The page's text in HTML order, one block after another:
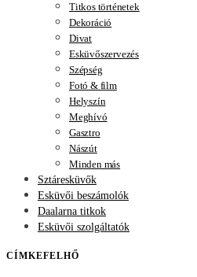
Titkos történetek
Dekoráció
Divat
Esküvőszervezés
Szépség
Fotó & film
Helyszín
Meghívó
Gasztro
Nászút
Minden más
Sztáresküvők
Esküvői beszámolók
Daalarna titkok
Esküvői szolgáltatók
CÍMKEFELHŐ